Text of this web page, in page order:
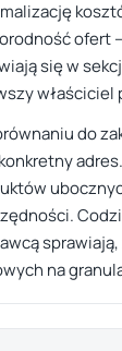
ofert
się w
właściciel
do
na